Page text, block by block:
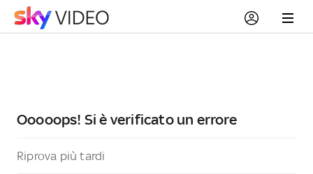
Ooooops! Si è verificato un errore
Riprova più tardi